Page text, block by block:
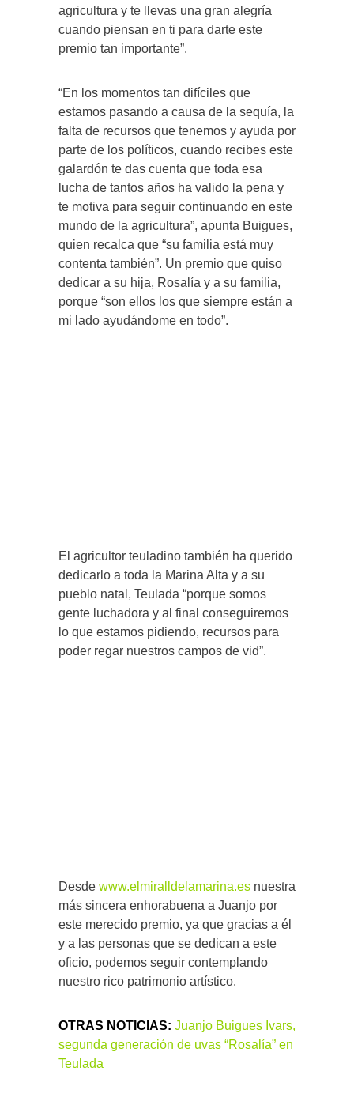
agricultura y te llevas una gran alegría
cuando piensan en ti para darte este
premio tan importante”.
“En los momentos tan difíciles que
estamos pasando a causa de la sequía, la
falta de recursos que tenemos y ayuda por
parte de los políticos, cuando recibes este
galardón te das cuenta que toda esa
lucha de tantos años ha valido la pena y
te motiva para seguir continuando en este
mundo de la agricultura”, apunta Buigues,
quien recalca que “su familia está muy
contenta también”. Un premio que quiso
dedicar a su hija, Rosalía y a su familia,
porque “son ellos los que siempre están a
mi lado ayudándome en todo”.
El agricultor teuladino también ha querido
dedicarlo a toda la Marina Alta y a su
pueblo natal, Teulada “porque somos
gente luchadora y al final conseguiremos
lo que estamos pidiendo, recursos para
poder regar nuestros campos de vid”.
Desde www.elmiralldelamarina.es nuestra
más sincera enhorabuena a Juanjo por
este merecido premio, ya que gracias a él
y a las personas que se dedican a este
oficio, podemos seguir contemplando
nuestro rico patrimonio artístico.
OTRAS NOTICIAS: Juanjo Buigues Ivars,
segunda generación de uvas “Rosalía” en
Teulada